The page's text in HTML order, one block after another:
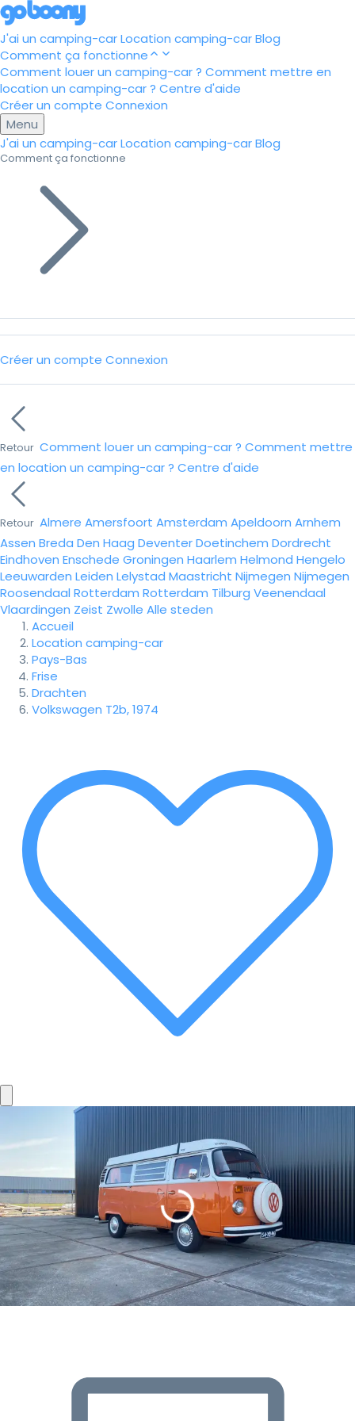
J'ai un camping-carLocation camping-carBlog
Comment ça fonctionne
Comment louer un camping-car ? Comment mettre en
location un camping-car ? Centre d'aide
Créer un compte Connexion
Menu
J'ai un camping-carLocation camping-carBlog
Comment ça fonctionne
Créer un compte Connexion
Retour Comment louer un camping-car ? Comment mettre
en location un camping-car ? Centre d'aide
Retour Almere Amersfoort Amsterdam Apeldoorn Arnhem
Assen Breda Den Haag DeventerDoetinchem Dordrecht
Eindhoven Enschede Groningen Haarlem Helmond Hengelo
Leeuwarden Leiden Lelystad Maastricht Nijmegen Nijmegen
Roosendaal Rotterdam Rotterdam Tilburg Veenendaal
Vlaardingen Zeist Zwolle Alle steden
Accueil
Location camping-car
Pays-Bas
Frise
Drachten
Volkswagen T2b, 1974